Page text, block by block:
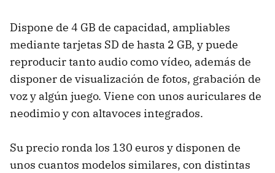
Dispone de 4 GB de capacidad, ampliables
mediante tarjetas SD de hasta 2 GB, y puede
reproducir tanto audio como vídeo, además de
disponer de visualización de fotos, grabación de
voz y algún juego. Viene con unos auriculares de
neodimio y con altavoces integrados.
Su precio ronda los 130 euros y disponen de
unos cuantos modelos similares, con distintas